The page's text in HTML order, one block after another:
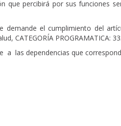
que percibirá por sus funciones
demande el cumplimiento del
CATEGORÍA PROGRAMATICA:
a las dependencias que